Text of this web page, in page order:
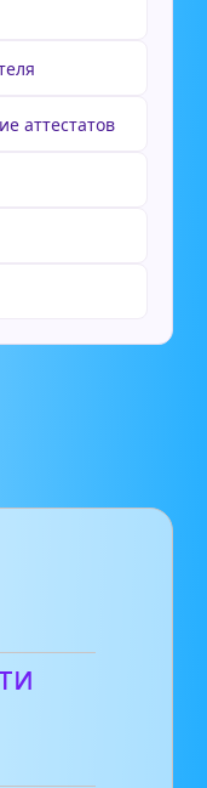
аттестатов